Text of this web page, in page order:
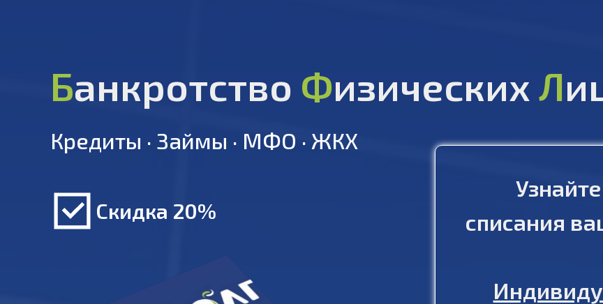
Банкротство Физических Л
Кредиты · Займы · МФО · ЖКХ
Скидка 20%
списания